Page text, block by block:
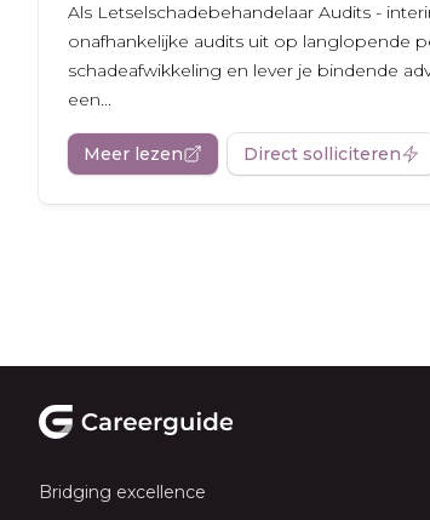
Als Letselschadebehandelaar Audits -
onafhankelijke audits uit op langlopende
schadeafwikkeling en lever je bindende
een...
Meer lezen Direct solliciteren
Bridging excellence